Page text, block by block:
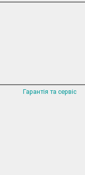
Гарантія та сервіс